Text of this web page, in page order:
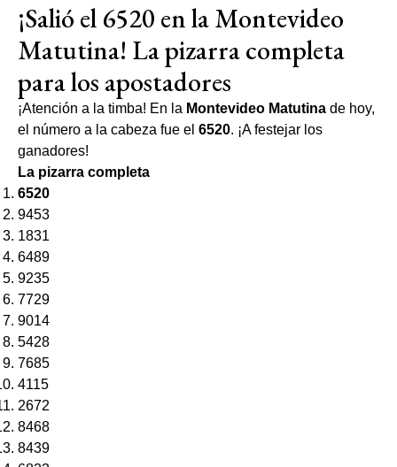
¡Salió el 6520 en la Montevideo
Matutina! La pizarra completa
para los apostadores
¡Atención a la timba! En la Montevideo Matutina de hoy,
el número a la cabeza fue el 6520. ¡A festejar los
ganadores!
La pizarra completa
6520
9453
1831
6489
9235
7729
9014
5428
7685
4115
2672
8468
8439